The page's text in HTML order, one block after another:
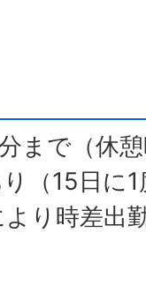
まで（休
り（15日に
より時差出